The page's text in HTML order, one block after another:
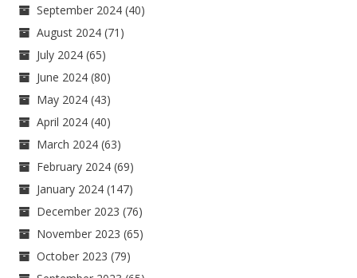
September 2024 (40)
August 2024 (71)
July 2024 (65)
June 2024 (80)
May 2024 (43)
April 2024 (40)
March 2024 (63)
February 2024 (69)
January 2024 (147)
December 2023 (76)
November 2023 (65)
October 2023 (79)